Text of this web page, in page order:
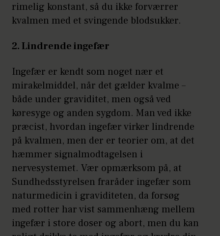
rimelig konstant, så du ikke forværrer
kvalmen med et svingende blodsukker.
2. Lindrende ingefær
Ingefær er kendt som noget nær et
mirakelmiddel, når det gælder kvalme –
både under graviditet, men også ved
køresyge og anden sygdom. Man ved ikke
præcist, hvordan ingefær virker lindrende
på kvalmen, men der er teorier om, at det
hæmmer signalmodtagelsen i
nervesystemet. Vær opmærksom på, at
Sundhedsstyrelsen fraråder ingefær som
naturmedicin i graviditeten, da forsøg
med rotter har vist sammenhæng mellem
ingefær i store doser og abort, men du kan